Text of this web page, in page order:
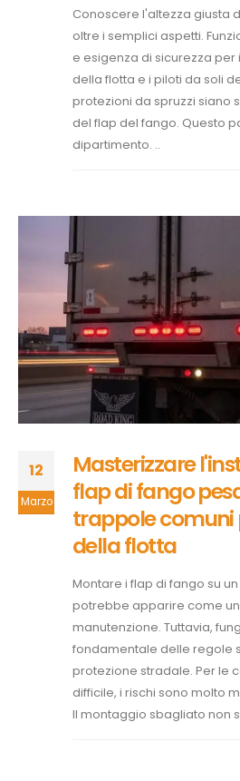
Conoscere l'altezza giusta
oltre i semplici aspetti.
e esigenza di sicurezza per
della flotta e i piloti da soli
protezioni da spruzzi siano
del flap del fango. Questo
dipartimento. ..
12
Marzo
Masterizzare
flap di fango
trappole comuni
della flotta
Montare i flap di fango su
potrebbe apparire come
manutenzione. Tuttavia,
fondamentale delle regole
protezione stradale. Per le
difficile, i rischi sono molto
Il montaggio sbagliato non